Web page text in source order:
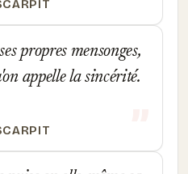
propres mensonges,
appelle la sincérité.